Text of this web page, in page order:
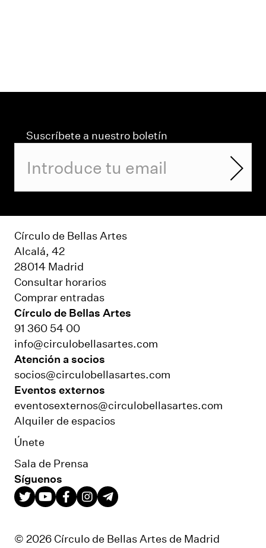
Suscríbete a nuestro boletín
Círculo de Bellas Artes
Alcalá, 42
28014 Madrid
Consultar horarios
Comprar entradas
Círculo de Bellas Artes
91 360 54 00
info@circulobellasartes.com
Atención a socios
socios@circulobellasartes.com
Eventos externos
eventosexternos@circulobellasartes.com
Alquiler de espacios
Únete
Sala de Prensa
Síguenos
© 2026 Círculo de Bellas Artes de Madrid